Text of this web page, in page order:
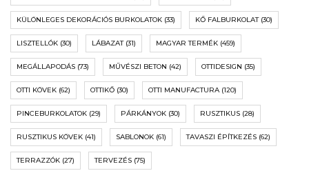
KÜLÖNLEGES DEKORÁCIÓS BURKOLATOK (33) KŐ FALBURKOLAT(30)
LISZTELLÓK (30) LÁBAZAT(31) MAGYAR TERMÉK (459)
MEGÁLLAPODÁS (73) MŰVÉSZI BETON (42) OTTIDESIGN (35)
OTTI KÖVEK (62) OTTIKŐ (30) OTTI MANUFACTURA(120)
PINCEBURKOLATOK (29) PÁRKÁNYOK (30) RUSZTIKUS (28)
RUSZTIKUS KÖVEK (41) SABLONOK (61) TAVASZI ÉPÍTKEZÉS (62)
TERRAZZÓK (27) TERVEZÉS (75)